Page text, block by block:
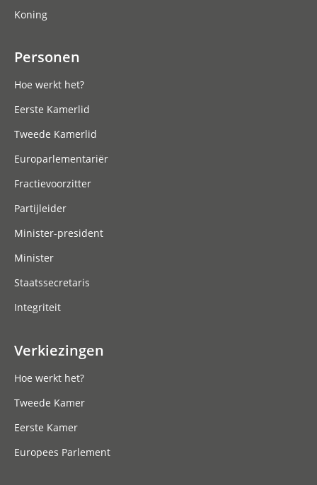
Koning
Personen
Hoe werkt het?
Eerste Kamerlid
Tweede Kamerlid
Europarlementariër
Fractievoorzitter
Partijleider
Minister-president
Minister
Staatssecretaris
Integriteit
Verkiezingen
Hoe werkt het?
Tweede Kamer
Eerste Kamer
Europees Parlement